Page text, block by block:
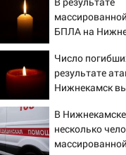
БПЛА на
Число
результате
Нижнекамск
В
несколько